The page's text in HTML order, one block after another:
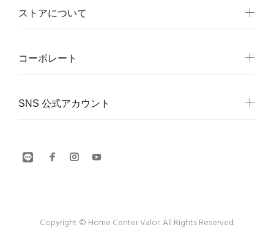
ストアについて
コーポレート
SNS 公式アカウント
Copyright © Home Center Valor. All Rights Reserved.